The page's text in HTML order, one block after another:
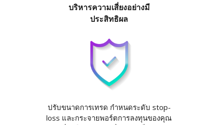
บริหารความเสี่ยงอย่างมี
ประสิทธิผล
ปรับขนาดการเทรด กำหนดระดับ stop-
loss และกระจายพอร์ตการลงทุนของคุณ